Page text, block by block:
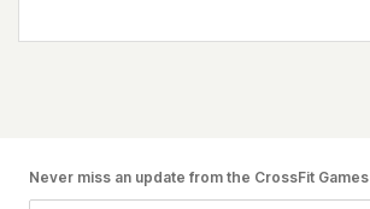
Never miss an update from the CrossFit Games